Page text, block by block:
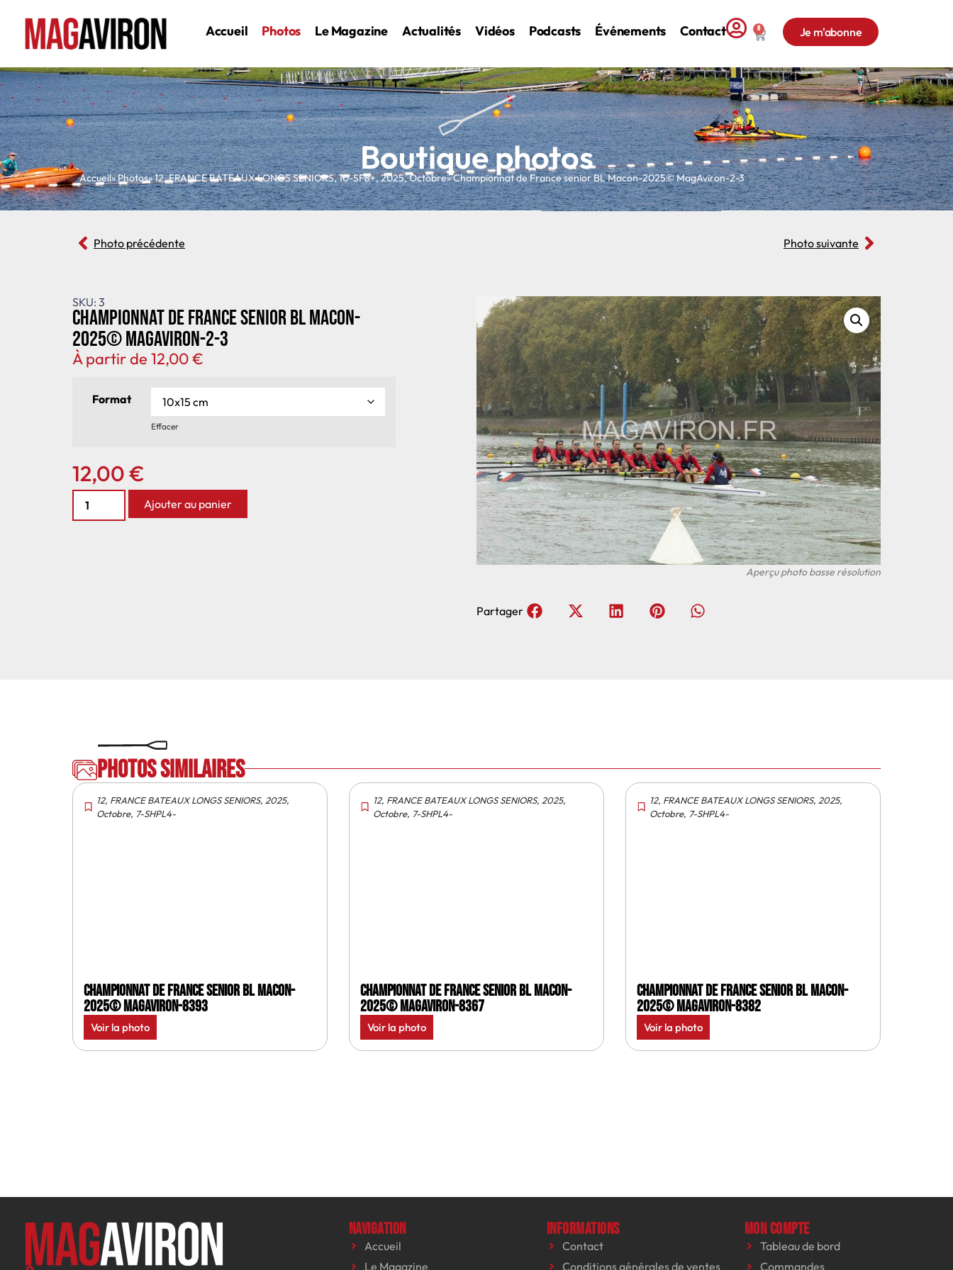
Accueil Photos Le Magazine Actualités Vidéos Podcasts Événements Contact 0 Je m'abonne
Boutique photos
Accueil» Photos»12,FRANCE BATEAUX LONGS SENIORS,10-SF8+,2025,Octobre» Championnat de France senior BL Macon-2025© MagAviron-2-3
Photo précédente Photo suivante
SKU: 3
Championnat de France senior BL Macon-
2025© MagAviron-2-3
À partir de 12,00€
Format
Effacer
12,00€
Ajouter au panier
Partager
Photos similaires
12, FRANCE BATEAUX LONGS SENIORS, 2025,
Octobre, 7-SHPL4-
Championnat de France senior BL Macon-
2025© MagAviron-8393
Voir la photo
12, FRANCE BATEAUX LONGS SENIORS, 2025,
Octobre, 7-SHPL4-
Championnat de France senior BL Macon-
2025© MagAviron-8367
Voir la photo
12, FRANCE BATEAUX LONGS SENIORS, 2025,
Octobre, 7-SHPL4-
Championnat de France senior BL Macon-
2025© MagAviron-8382
Voir la photo
Navigation
Accueil
Le Magazine
Informations
Contact
Conditions générales de ventes
Mon compte
Tableau de bord
Commandes